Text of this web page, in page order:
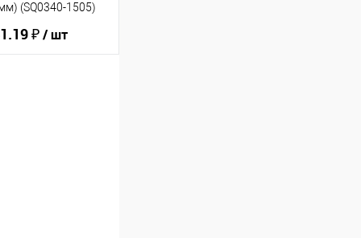
(SQ0340-1505)
₽/ шт